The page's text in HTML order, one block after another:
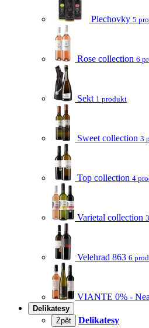
Plechovky 5
Rose collection 6
Sekt 1 produkt
Sweet collection 3
Top collection 4
Varietal collection
Velehrad 863 6
VIANTE 0% -
Delikatesy
Zpět
Delikatesy